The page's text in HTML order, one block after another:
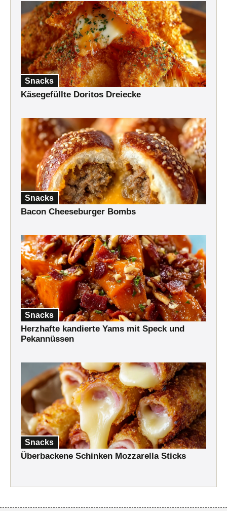
Snacks
Käsegefüllte Doritos Dreiecke
Snacks
Bacon Cheeseburger Bombs
Snacks
Herzhafte kandierte Yams mit Speck und
Pekannüssen
Snacks
Überbackene Schinken Mozzarella Sticks